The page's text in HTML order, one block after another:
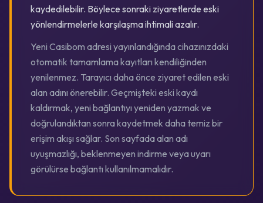
kaydedilebilir. Böylece sonraki ziyaretlerde eski
yönlendirmelerle karşılaşma ihtimali azalır.
Yeni Casibom adresi yayınlandığında cihazınızdaki
otomatik tamamlama kayıtları kendiliğinden
yenilenmez. Tarayıcı daha önce ziyaret edilen eski
alan adını önerebilir. Geçmişteki eski kaydı
kaldırmak, yeni bağlantıyı yeniden yazmak ve
doğrulandıktan sonra kaydetmek daha temiz bir
erişim akışı sağlar. Son sayfada alan adı
uyuşmazlığı, beklenmeyen indirme veya uyarı
görülürse bağlantı kullanılmamalıdır.